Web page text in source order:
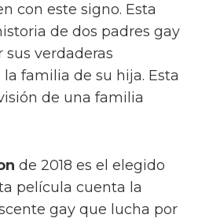
con este signo. Esta
de dos padres gay
verdaderas
familia de su hija. Esta
de una familia
de 2018 es el elegido
película cuenta la
gay que lucha por